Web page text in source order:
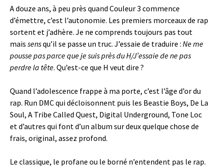
A douze ans, à peu près quand Couleur 3 commence
d’émettre, c’est l’autonomie. Les premiers morceaux de rap
sortent et j’adhère. Je ne comprends toujours pas tout
mais sensqu’il se passe un truc. J’essaie de traduire : Ne me
pousse pas parce que je suis près du H/J’essaie de ne pas
perdre la tête. Qu’est-ce que H veut dire ?
Quand l’adolescence frappe à ma porte, c’est l’âge d’or du
rap. Run DMC qui décloisonnent puis les Beastie Boys, De La
Soul, A Tribe Called Quest, Digital Underground, Tone Loc
et d’autres qui font d’un album sur deux quelque chose de
frais, original, assez profond.
Le classique, le profane ou le borné n’entendent pas le rap.